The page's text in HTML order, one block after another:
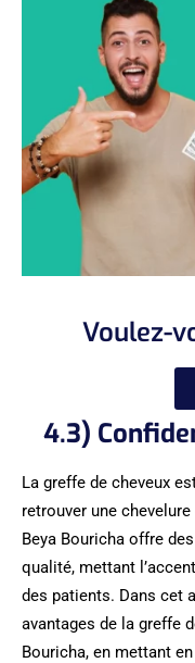
Voulez-
4.3)
La greffe de cheveux
retrouver une
Beya Bouricha offre
qualité, mettant
des patients. Dans cet
avantages de la greffe
Bouricha, en mettant